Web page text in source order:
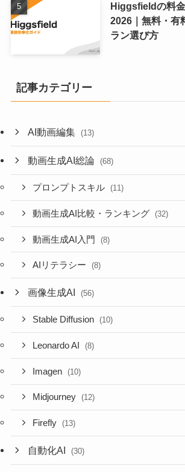
Higgsfieldの料
2026｜無料・有
ラン選び方
記事カテゴリー
AI動画編集 (13)
動画生成AI総論 (68)
プロンプトスキル (11)
動画生成AI比較・ランキング (32)
動画生成AI入門 (8)
AIリテラシー (8)
画像生成AI (56)
Stable Diffusion (10)
Leonardo AI (8)
Imagen (10)
Midjourney (12)
Firefly (13)
自動化AI (30)